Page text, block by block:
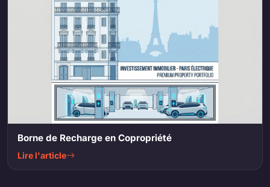
Borne de Recharge en Copropriété
Lire l'article